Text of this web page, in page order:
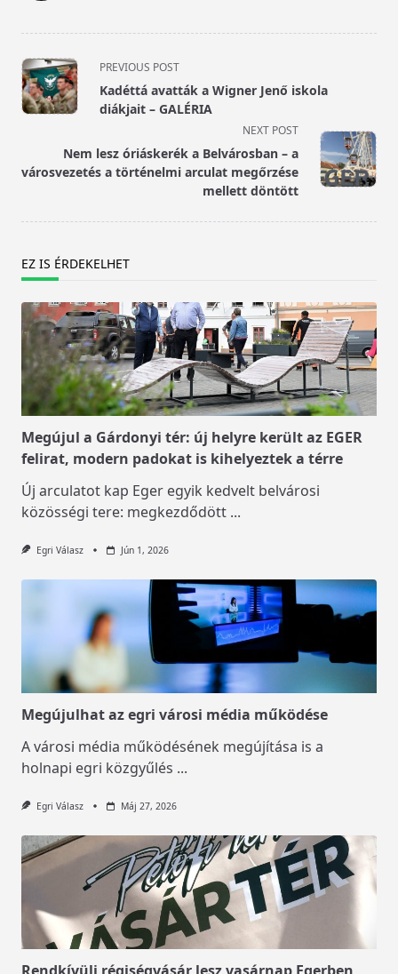
<span
class="nav-
subtitle
reader-
text">Page</span>
PREVIOUS POST
Kadéttá avatták a Wigner Jenő iskola
diákjait – GALÉRIA
NEXT POST
Nem lesz óriáskerék a Belvárosban – a
városvezetés a történelmi arculat megőrzése
mellett döntött
EZ IS ÉRDEKELHET
Megújul a Gárdonyi tér: új helyre került az EGER
felirat, modern padokat is kihelyeztek a térre
Új arculatot kap Eger egyik kedvelt belvárosi
közösségi tere: megkezdődött ...
Egri Válasz Jún 1, 2026
Megújulhat az egri városi média működése
A városi média működésének megújítása is a
holnapi egri közgyűlés ...
Egri Válasz Máj 27, 2026